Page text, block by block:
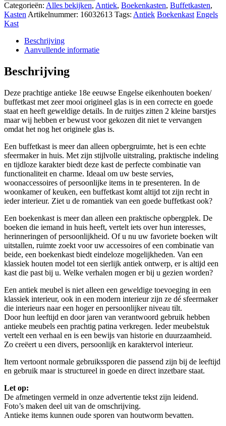
Categorieën: Alles bekijken, Antiek, Boekenkasten, Buffetkasten,
Kasten Artikelnummer: 16032613 Tags: Antiek Boekenkast Engels
Kast
Beschrijving
Aanvullende informatie
Beschrijving
Deze prachtige antieke 18e eeuwse Engelse eikenhouten boeken/
buffetkast met zeer mooi origineel glas is in een correcte en goede
staat en heeft geweldige details. In de ruitjes zitten 2 kleine barstjes
maar wij hebben er bewust voor gekozen dit niet te vervangen
omdat het nog het originele glas is.
Een buffetkast is meer dan alleen opbergruimte, het is een echte
sfeermaker in huis. Met zijn stijlvolle uitstraling, praktische indeling
en tijdloze karakter biedt deze kast de perfecte combinatie van
functionaliteit en charme. Ideaal om uw beste servies,
woonaccessoires of persoonlijke items in te presenteren. In de
woonkamer of keuken, een buffetkast komt altijd tot zijn recht in
ieder interieur. Ziet u de romantiek van een goede buffetkast ook?
Een boekenkast is meer dan alleen een praktische opbergplek. De
boeken die iemand in huis heeft, vertelt iets over hun interesses,
herinneringen of persoonlijkheid. Of u nu uw favoriete boeken wilt
uitstallen, ruimte zoekt voor uw accessoires of een combinatie van
beide, een boekenkast biedt eindeloze mogelijkheden. Van een
klassiek houten model tot een sierlijk antiek ontwerp, er is altijd een
kast die past bij u. Welke verhalen mogen er bij u gezien worden?
Een antiek meubel is niet alleen een geweldige toevoeging in een
klassiek interieur, ook in een modern interieur zijn ze dé sfeermaker
die interieurs naar een hoger en persoonlijker niveau tilt.
Door hun leeftijd en door jaren van verantwoord gebruik hebben
antieke meubels een prachtig patina verkregen. Ieder meubelstuk
vertelt een verhaal en is een bewijs van historie en duurzaamheid.
Zo creëert u een divers, persoonlijk en karaktervol interieur.
Item vertoont normale gebruikssporen die passend zijn bij de leeftijd
en gebruik maar is structureel in goede en direct inzetbare staat.
Let op:
De afmetingen vermeld in onze advertentie tekst zijn leidend.
Foto’s maken deel uit van de omschrijving.
Antieke items kunnen oude sporen van houtworm bevatten.